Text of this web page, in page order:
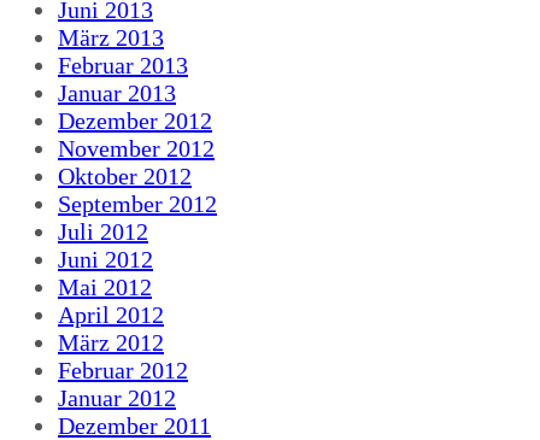
Juni 2013
März 2013
Februar 2013
Januar 2013
Dezember 2012
November 2012
Oktober 2012
September 2012
Juli 2012
Juni 2012
Mai 2012
April 2012
März 2012
Februar 2012
Januar 2012
Dezember 2011